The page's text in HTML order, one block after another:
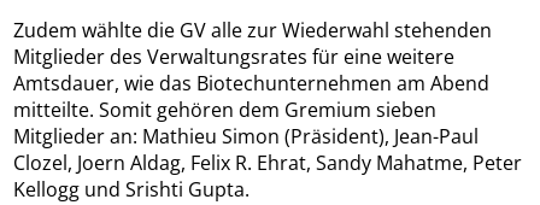
Zudem wählte die GV alle zur Wiederwahl stehenden
Mitglieder des Verwaltungsrates für eine weitere
Amtsdauer, wie das Biotechunternehmen am Abend
mitteilte. Somit gehören dem Gremium sieben
Mitglieder an: Mathieu Simon (Präsident), Jean-Paul
Clozel, Joern Aldag, Felix R. Ehrat, Sandy Mahatme, Peter
Kellogg und Srishti Gupta.